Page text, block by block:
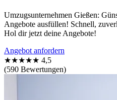
Umzugsunternehmen Gießen:
Angebote ausfüllen! Schnell,
Hol dir jetzt deine Angebote!
Angebot anfordern
★★★★★ 4,5
(590 Bewertungen)